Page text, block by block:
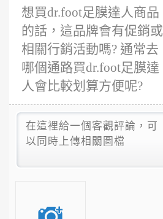
想買dr.foot足膜達人商品
的話，這品牌會有促銷或
相關行銷活動嗎? 通常去
哪個通路買dr.foot足膜達
人會比較划算方便呢?